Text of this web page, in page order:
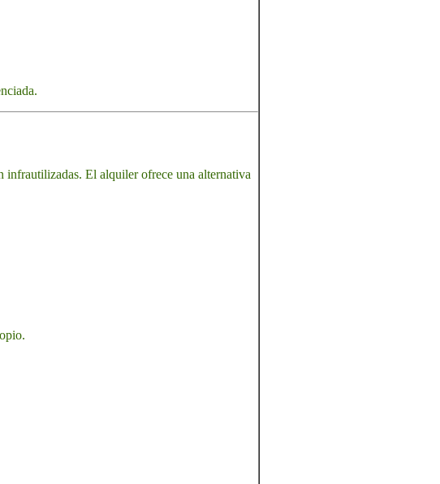
infrautilizadas. El alquiler ofrece una alternativa